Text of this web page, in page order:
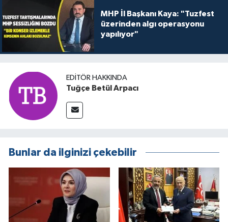
MHP İl Başkanı Kaya: "Tuzfest
üzerinden algı operasyonu
yapılıyor"
EDITÖR HAKKINDA
Tuğçe Betül Arpacı
Bunlar da ilginizi çekebilir